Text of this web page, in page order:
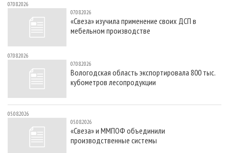
07.08.2026
07.08.2026
«Свеза» изучила применение своих ДСП в
мебельном производстве
07.08.2026
07.08.2026
Вологодская область экспортировала 800 тыс.
кубометров лесопродукции
05.08.2026
05.08.2026
«Свеза» и ММПОФ объединили
производственные системы